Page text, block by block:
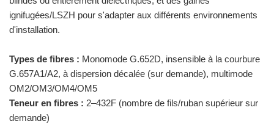
ignifugées/LSZH pour s'adapter aux différents environnements
d'installation.
Types de fibres : Monomode G.652D, insensible à la courbure
G.657A1/A2, à dispersion décalée (sur demande), multimode
OM2/OM3/OM4/OM5
Teneur en fibres : 2–432F (nombre de fils/ruban supérieur sur
demande)